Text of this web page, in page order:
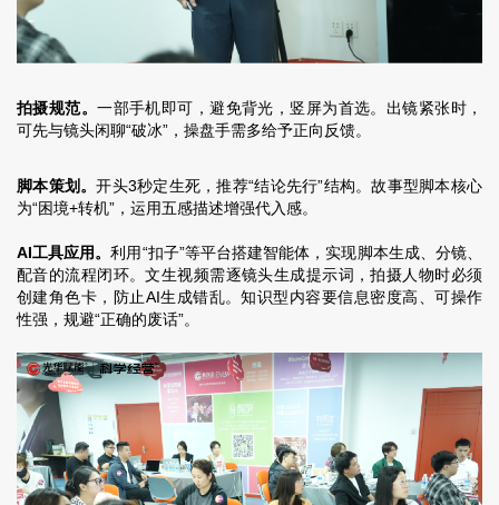
拍摄规范。一部手机即可，避免背光，竖屏为首选。出镜紧张时，
可先与镜头闲聊“破冰”，操盘手需多给予正向反馈。
脚本策划。开头3秒定生死，推荐“结论先行”结构。故事型脚本核心
为“困境+转机”，运用五感描述增强代入感。
AI工具应用。利用“扣子”等平台搭建智能体，实现脚本生成、分镜、
配音的流程闭环。文生视频需逐镜头生成提示词，拍摄人物时必须
创建角色卡，防止AI生成错乱。知识型内容要信息密度高、可操作
性强，规避“正确的废话”。